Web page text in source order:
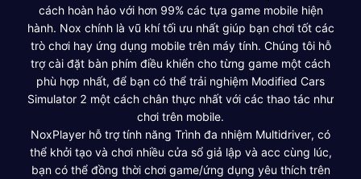
cách hoàn hảo với hơn 99% các tựa game mobile hiện
hành. Nox chính là vũ khí tối ưu nhất giúp bạn chơi tốt các
trò chơi hay ứng dụng mobile trên máy tính. Chúng tôi hỗ
trợ cài đặt bàn phím điều khiển cho từng game một cách
phù hợp nhất, để bạn có thể trải nghiệm Modified Cars
Simulator 2 một cách chân thực nhất với các thao tác như
chơi trên mobile.
NoxPlayer hỗ trợ tính năng Trình đa nhiệm Multidriver, có
thể khởi tạo và chơi nhiều cửa sổ giả lập và acc cùng lúc,
bạn có thể đồng thời chơi game/ứng dụng yêu thích trên